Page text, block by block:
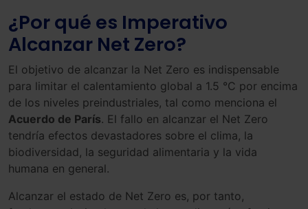
¿Por qué es Imperativo
Alcanzar Net Zero?
El objetivo de alcanzar la Net Zero es indispensable
para limitar el calentamiento global a 1.5 °C por encima
de los niveles preindustriales, tal como menciona el
Acuerdo de París. El fallo en alcanzar el Net Zero
tendría efectos devastadores sobre el clima, la
biodiversidad, la seguridad alimentaria y la vida
humana en general.
Alcanzar el estado de Net Zero es, por tanto,